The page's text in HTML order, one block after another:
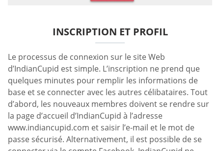
INSCRIPTION ET PROFIL
Le processus de connexion sur le site Web
d’IndianCupid est simple. L’inscription ne prend que
quelques minutes pour remplir les informations de
base et se connecter avec les autres célibataires. Tout
d’abord, les nouveaux membres doivent se rendre sur
la page d’accueil d’IndianCupid à l’adresse
www.indiancupid.com et saisir l’e-mail et le mot de
passe sécurisé. Alternativement, il est possible de se